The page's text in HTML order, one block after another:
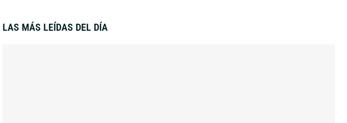
LAS MÁS LEÍDAS DEL DÍA